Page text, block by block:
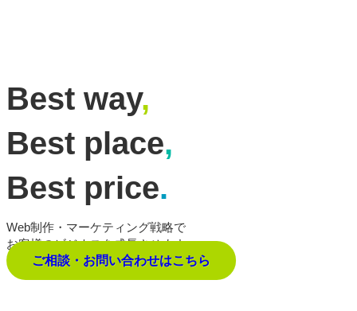
Best way,
Best place,
Best price.
Web制作・マーケティング戦略で
お客様のビジネスを成長させます。
ご相談・お問い合わせはこちら